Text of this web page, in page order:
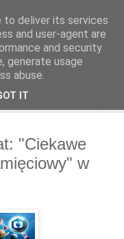
"Ciekawe
w
to deliver its services
and user-agent are
and security
generate usage
abuse.
IT